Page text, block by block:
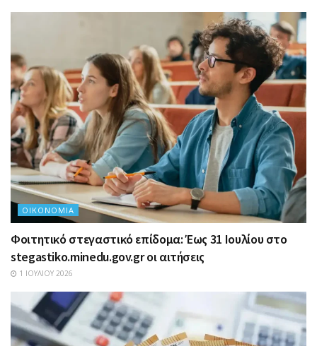
ΟΙΚΟΝΟΜΊΑ
Φοιτητικό στεγαστικό επίδομα: Έως 31 Ιουλίου στο
stegastiko.minedu.gov.gr οι αιτήσεις
1 ΙΟΥΛΊΟΥ 2026